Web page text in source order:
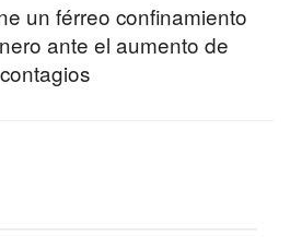
un férreo confinamiento
ante el aumento de
contagios